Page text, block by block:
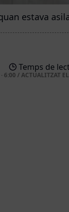
estava
Temps de
6:00 /ACTUALITZAT EL